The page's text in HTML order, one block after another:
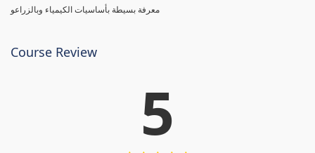
معرفة بسيطة بأساسيات الكيمياء وبالزراعو
Course Review
5